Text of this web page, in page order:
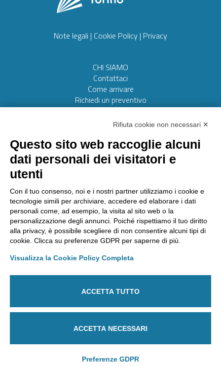
Note legali | Cookie Policy | Privacy
CHI SIAMO
Contattaci
Come arrivare
Richiedi un preventivo
Web realizzato da:Otto srl
AMMINISTRAZIONE TRASPARENTE
Segnalazioni
Laboratorio Chimico Camera di commercio Torino
Via Ventimiglia, 165 - 10127 Torino
Tel011 6700111Fax011 6700100
E-mail labchim@lab-to.camcom.it
Partita IVA 09273250010
Codice destinatario: M5UXCR1
Rifiuta cookie non necessari ✕
Questo sito web raccoglie alcuni
dati personali dei visitatori e
utenti
Con il tuo consenso, noi e i nostri partner utilizziamo i cookie e
tecnologie simili per archiviare, accedere ed elaborare i dati
personali come, ad esempio, la visita al sito web o la
personalizzazione degli annunci. Poiché rispettiamo il tuo diritto
alla privacy, è possibile scegliere di non consentire alcuni tipi di
cookie. Clicca su preferenze GDPR per saperne di più.
Visualizza la Cookie Policy Completa
ACCETTA TUTTO
ACCETTA NECESSARI
Preferenze GDPR